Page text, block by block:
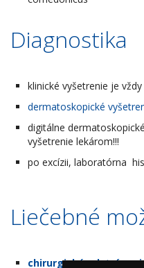
Diagnostika
klinické vyšetrenie je
dermatoskopické
digitálne
vyšetrenie lekárom!!!
po excízii, laboratórna
Liečebné
chirurgické